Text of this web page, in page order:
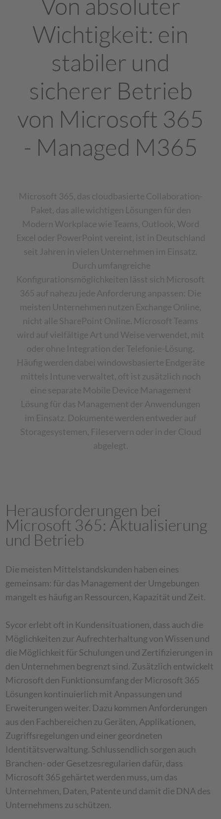
Wichtigkeit: ein
stabiler und
sicherer Betrieb
von Microsoft 365
- Managed M365
Microsoft 365, das cloudbasierte Collaboration-
Paket, das alle wichtigen Lösungen für den
Modern Workplace wie Teams, Outlook, Word
Excel oder PowerPoint vereint, ist in Deutschland
seit Jahren in vielen Unternehmen im Einsatz.
Durch umfangreiche
Konfigurationsmöglichkeiten lässt sich Microsoft
365 auf nahezu jede Anforderung anpassen: Die
meisten Unternehmen nutzen Exchange Online,
nicht alle SharePoint Online. Microsoft Teams
wird auf vielfältige Art und Weise verwendet, mit
oder ohne Integration der Telefonie-Lösung.
Häufig werden dabei windowsbasierte Endgeräte
mittels Intune verwaltet, oft ist zusätzlich noch
eine separate Mobile Device Management
Lösung für das Management der Anwendungen
im Einsatz. Dokumente werden entweder auf
Storagesystemen, Fileservern oder in der Cloud
abgelegt.
Herausforderungen bei
Microsoft 365: Aktualisierung
und Betrieb
Die meisten Mittelstandskunden haben eines
gemeinsam: für das Management der Umgebungen
mangelt es häufig an Ressourcen, Kapazität und Zeit.
Sycor erlebt oft in Kundensituationen, dass auch die
Möglichkeiten zur Aufrechterhaltung von Wissen und
die Möglichkeit für Schulungen und Zertifizierungen in
den Unternehmen begrenzt sind. Zusätzlich entwickelt
Microsoft den Funktionsumfang der Microsoft 365
Lösungen kontinuierlich mit Anpassungen und
Erweiterungen weiter. Dazu kommen Anforderungen
aus den Fachbereichen zu Geräten, Applikationen,
Zugriffsregelungen und einer geordneten
Identitätsverwaltung. Schlussendlich sorgen auch
Branchen- oder Gesetzesregularien dafür, dass
Microsoft 365 gehärtet werden muss, um das
Unternehmen, Daten, Patente und damit die DNA des
Unternehmens zu schützen.